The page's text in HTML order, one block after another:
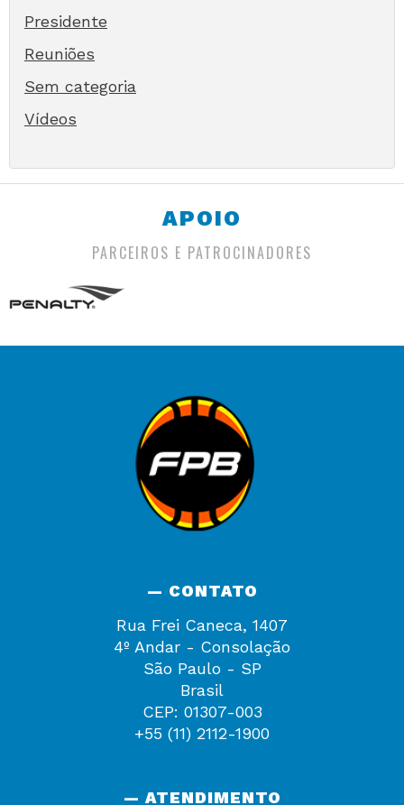
Presidente
Reuniões
Sem categoria
Vídeos
APOIO
PARCEIROS E PATROCINADORES
— CONTATO
Rua Frei Caneca, 1407
4º Andar - Consolação
São Paulo - SP
Brasil
CEP: 01307-003
+55 (11) 2112-1900
— ATENDIMENTO